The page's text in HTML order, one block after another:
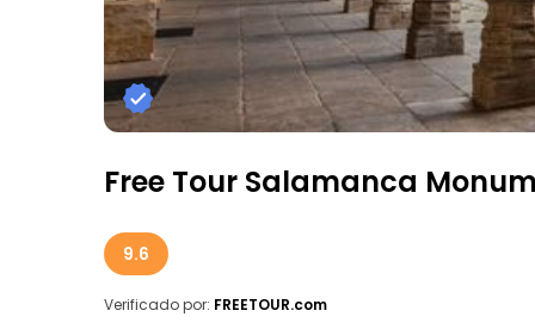
Free Tour Salamanca
9.6
Verificado por: FREETOUR.com